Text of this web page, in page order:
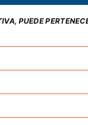
PUEDE